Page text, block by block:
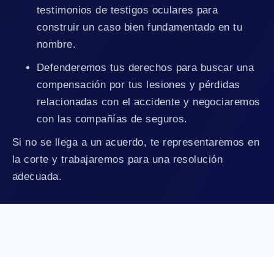
testimonios de testigos oculares para
construir un caso bien fundamentado en tu
nombre.
Defenderemos tus derechos para buscar una
compensación por tus lesiones y pérdidas
relacionadas con el accidente y negociaremos
con las compañías de seguros.
Si no se llega a un acuerdo, te representaremos en
la corte y trabajaremos para una resolución
adecuada.